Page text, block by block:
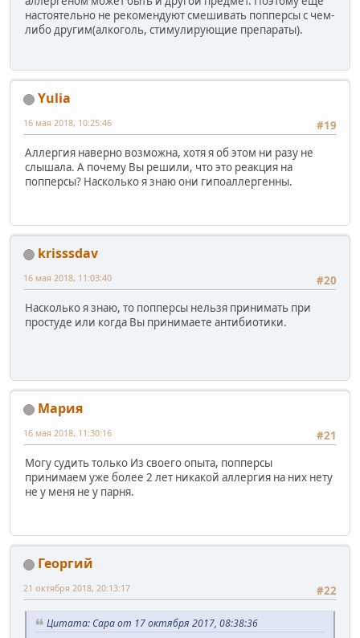
настоятельно не рекомендуют смешивать попперсы с чем-
либо другим(алкоголь, стимулирующие препараты).
Yulia
#19
16 мая 2018, 10:25:46
Аллергия наверно возможна, хотя я об этом ни разу не
слышала. А почему Вы решили, что это реакция на
попперсы? Насколько я знаю они гипоаллергенны.
krisssdav
#20
16 мая 2018, 11:03:40
Насколько я знаю, то попперсы нельзя принимать при
простуде или когда Вы принимаете антибиотики.
Мария
#21
16 мая 2018, 11:30:16
Могу судить только Из своего опыта, попперсы
принимаем уже более 2 лет никакой аллергия на них нету
не у меня не у парня.
Георгий
#22
21 октября 2018, 20:13:17
Цитата: Сара от 17 октября 2017, 08:38:36